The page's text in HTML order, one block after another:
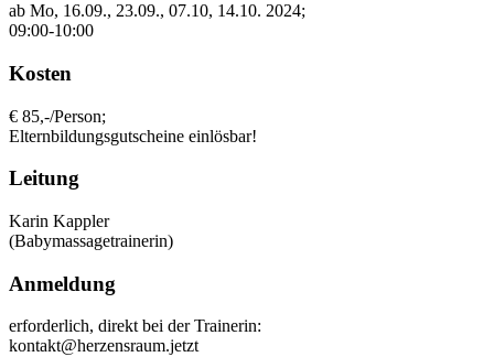
ab Mo, 16.09., 23.09., 07.10, 14.10. 2024;
09:00-10:00
Kosten
€ 85,-/Person;
Elternbildungsgutscheine einlösbar!
Leitung
Karin Kappler
(Babymassagetrainerin)
Anmeldung
erforderlich, direkt bei der Trainerin:
kontakt@herzensraum.jetzt